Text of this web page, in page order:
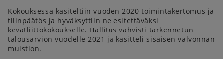
Kokouksessa käsiteltiin vuoden 2020 toimintakertomus ja
tilinpäätös ja hyväksyttiin ne esitettäväksi
kevätliittokokoukselle. Hallitus vahvisti tarkennetun
talousarvion vuodelle 2021 ja käsitteli sisäisen valvonnan
muistion.